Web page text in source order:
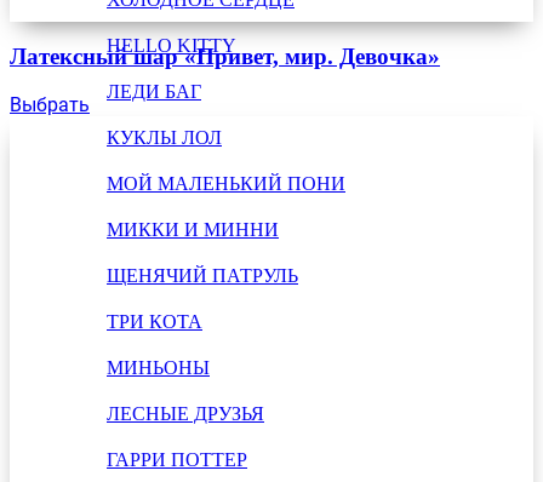
HELLO KITTY
ЛЕДИ БАГ
КУКЛЫ ЛОЛ
МОЙ МАЛЕНЬКИЙ ПОНИ
МИККИ И МИННИ
ЩЕНЯЧИЙ ПАТРУЛЬ
ТРИ КОТА
МИНЬОНЫ
ЛЕСНЫЕ ДРУЗЬЯ
ГАРРИ ПОТТЕР
Латексный шар «Привет, мир. Девочка»
Выбрать